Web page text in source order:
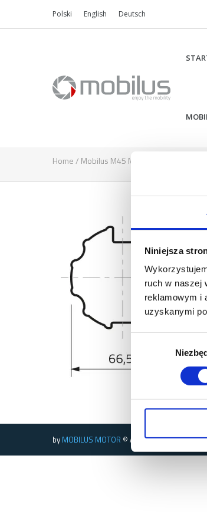
Niniejsza
ruch w naszej
reklamowym i
uzyskanymi
zgody
Polski English Deutsch
Home/ Mobilus M45 M NHK
by MOBILUS MOTOR © All rights reserved